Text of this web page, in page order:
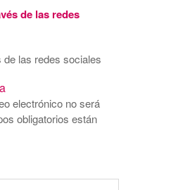
las redes sociales
electrónico no será
obligatorios están